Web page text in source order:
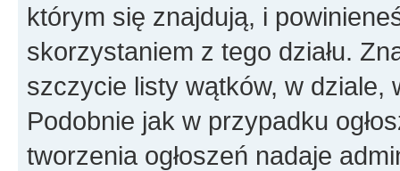
którym się znajdują, i
skorzystaniem z tego działu.
szczycie listy wątków, w dziale,
Podobnie jak w przypadku
tworzenia ogłoszeń nadaje